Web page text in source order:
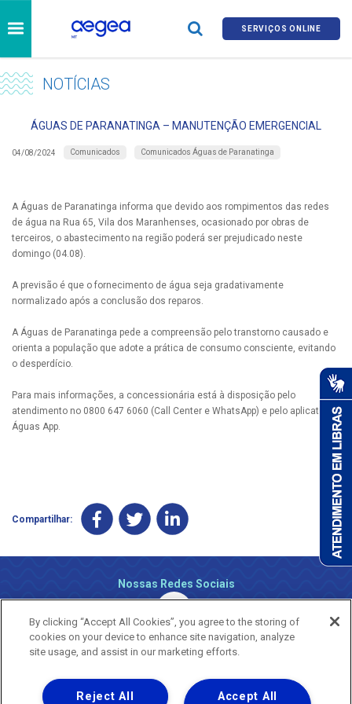
SERVIÇOS ONLINE
NOTÍCIAS
ÁGUAS DE PARANATINGA – MANUTENÇÃO EMERGENCIAL
04/08/2024 Comunicados Comunicados Águas de Paranatinga
A Águas de Paranatinga informa que devido aos rompimentos das redes
de água na Rua 65, Vila dos Maranhenses, ocasionado por obras de
terceiros, o abastecimento na região poderá ser prejudicado neste
domingo (04.08).
A previsão é que o fornecimento de água seja gradativamente
normalizado após a conclusão dos reparos.
A Águas de Paranatinga pede a compreensão pelo transtorno causado e
orienta a população que adote a prática de consumo consciente, evitando
o desperdício.
Para mais informações, a concessionária está à disposição pelo
atendimento no 0800 647 6060 (Call Center e WhatsApp) e pelo aplicativo
Águas App.
Compartilhar:
Nossas Redes Sociais
By clicking “Accept All Cookies”, you agree to the storing of
cookies on your device to enhance site navigation, analyze
site usage, and assist in our marketing efforts.
Accept All
Reject All